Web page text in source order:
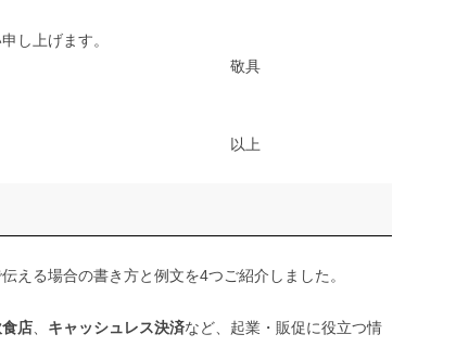
し上げます。
える場合の書き方と例文を4つご紹介しました。
店 キャッシュレス決済など、起業・販促に役立つ情